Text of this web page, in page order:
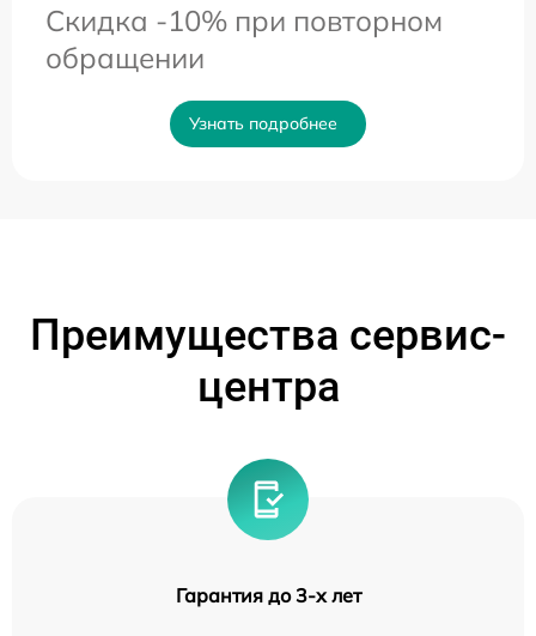
Скидка -10% при повторном
обращении
Узнать подробнее
Преимущества сервис-
центра
Гарантия до 3-х лет